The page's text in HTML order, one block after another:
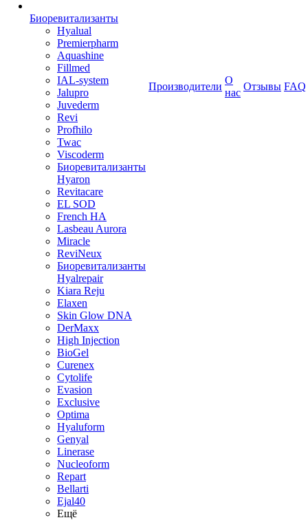
Биоревитализанты
Hyalual
Premierpharm
Aquashine
Fillmed
IAL-system
Jalupro
Juvederm
Revi
Profhilo
Twac
Viscoderm
Биоревитализанты
Hyaron
Revitacare
EL SOD
French HA
Lasbeau Aurora
Miracle
ReviNeux
Биоревитализанты
Hyalrepair
Kiara Reju
Elaxen
Skin Glow DNA
DerMaxx
High Injection
BioGel
Curenex
Cytolife
Evasion
Exclusive
Optima
Hyaluform
Genyal
Linerase
Nucleoform
Repart
Bellarti
Ejal40
Ещё
Производители
О
нас
Отзывы FAQ